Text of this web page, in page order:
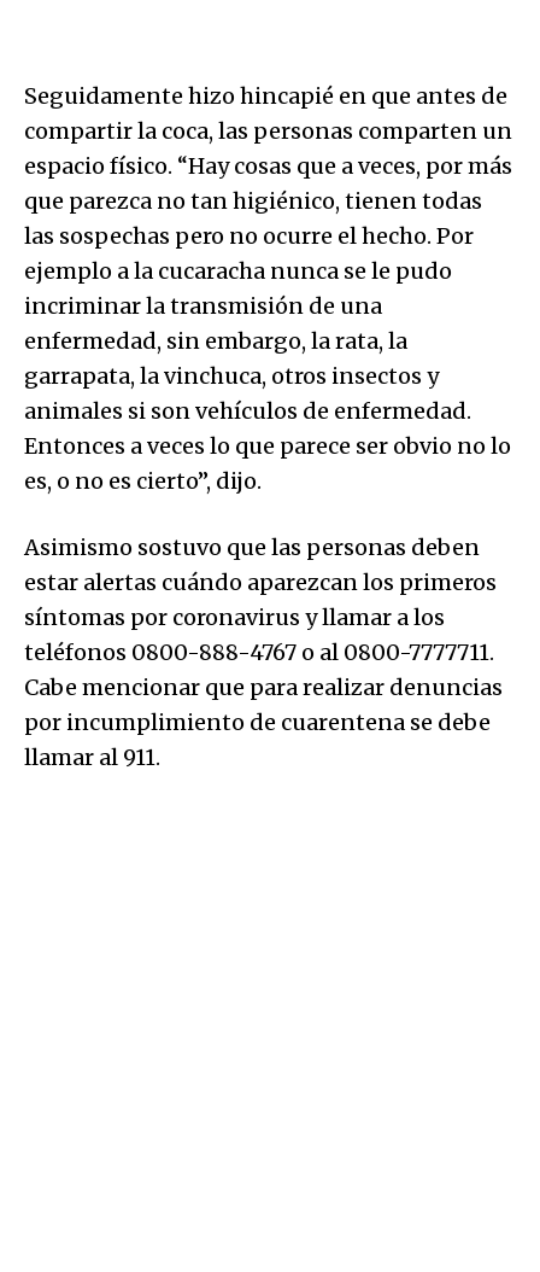
Seguidamente hizo hincapié en que antes de
compartir la coca, las personas comparten un
espacio físico. “Hay cosas que a veces, por más
que parezca no tan higiénico, tienen todas
las sospechas pero no ocurre el hecho. Por
ejemplo a la cucaracha nunca se le pudo
incriminar la transmisión de una
enfermedad, sin embargo, la rata, la
garrapata, la vinchuca, otros insectos y
animales si son vehículos de enfermedad.
Entonces a veces lo que parece ser obvio no lo
es, o no es cierto”, dijo.
Asimismo sostuvo que las personas deben
estar alertas cuándo aparezcan los primeros
síntomas por coronavirus y llamar a los
teléfonos 0800-888-4767 o al 0800-7777711.
Cabe mencionar que para realizar denuncias
por incumplimiento de cuarentena se debe
llamar al 911.